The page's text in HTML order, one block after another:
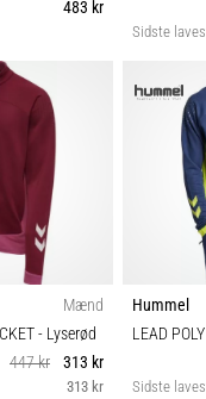
483 kr
Sidste
Mænd
- Lyserød
447 kr
313 kr
313 kr
Hummel
LEAD
Sidste